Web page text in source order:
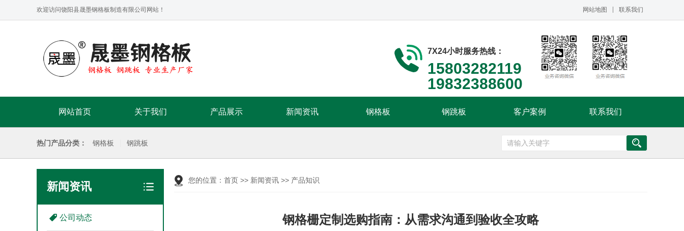
欢迎访问饶阳县晟墨钢格板制造有限公司网站！ 网站地图 联系我们
7X24小时服务热线：
15803282119
19832388600
网站首页 关于我们 产品展示 新闻资讯 钢格板 钢跳板 客户案例 联系我们
热门产品分类： 钢格板 钢跳板
新闻资讯
公司动态
您的位置： 首页 >> 新闻资讯 >> 产品知识
钢格栅定制选购指南：从需求沟通到验收全攻略